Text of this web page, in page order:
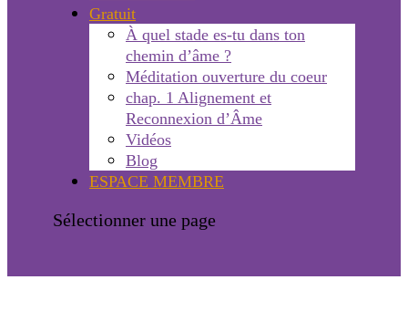
Gratuit
À quel stade es-tu dans ton
chemin d’âme ?
Méditation ouverture du coeur
chap. 1 Alignement et
Reconnexion d’Âme
Vidéos
Blog
ESPACE MEMBRE
Sélectionner une page